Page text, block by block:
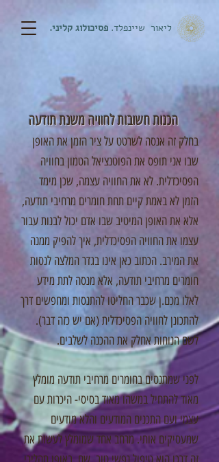
ליאור שיינפלד. פסיכולוג קליני.
הכנות חשובות לחוויה משנת תודעה
בחלק זה אנסה לשרטט על ציר הזמן את האופן
שבו אני תופס את הפוטנציאל הטמון בחוויה
הפסיכדלית. לא את החוויה עצמה, שכן מימד
הזמן לא באמת קיים תחת חומרים מרחיבי תודעה,
אלא את האופן המיטיב שבו אדם יכול לבנות עבור
עצמו את החוויה הפסיכדלית, איך להפיק ממנה
את המירב. הכתוב כאן אינו בגדר המלצה לנסות
חומרים מרחיבי תודעה, אלא מנסה לתת מידע
לאלו מכם.ן שכבר החליטו להתנסות ומחפשים דרך
להתכונן לחוויה הפסיכדלית (אם יש כזה דבר).
לשם הנוחות אחלק את ההכנה לשלבים.
לפני שמתנסים בחומרים מרחיבי תודעה מומלץ
מאוד להתחיל במשהו מאוד בסיסי- היכרות עם
עצמי ועם התכנים המודעים והלא מודעים
שמעסיקים אותי. מרחב אחד שמומלץ לעשות את